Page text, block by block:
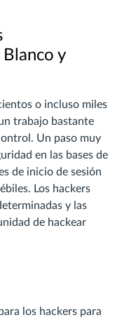
y
o incluso miles
trabajo bastante
Un paso muy
en las bases de
de inicio de sesión
Los hackers
y las
de hackear
los hackers para